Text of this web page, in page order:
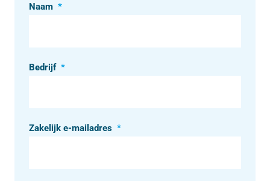
Naam *
Bedrijf *
Zakelijk e-mailadres *